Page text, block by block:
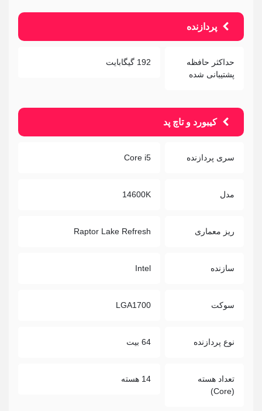
پردازنده
حداکثر حافظه
پشتیبانی شده
192 گیگابایت
کیبورد و تاچ پد
سری پردازنده Core i5
مدل 14600K
ریز معماری Raptor Lake Refresh
سازنده Intel
سوکت LGA1700
نوع پردازنده 64 بیت
تعداد هسته
(Core)
14 هسته